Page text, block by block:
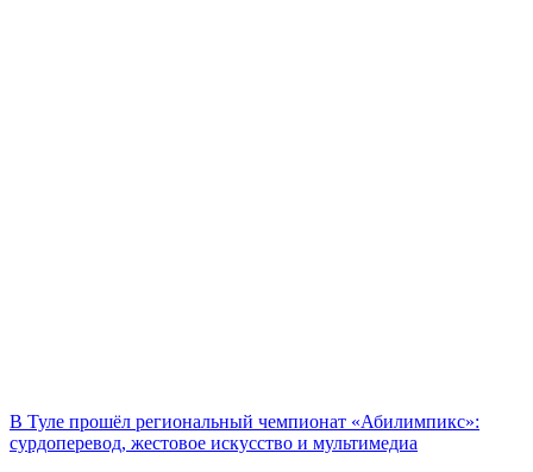
В Туле прошёл региональный чемпионат «Абилимпикс»:
сурдоперевод, жестовое искусство и мультимедиа